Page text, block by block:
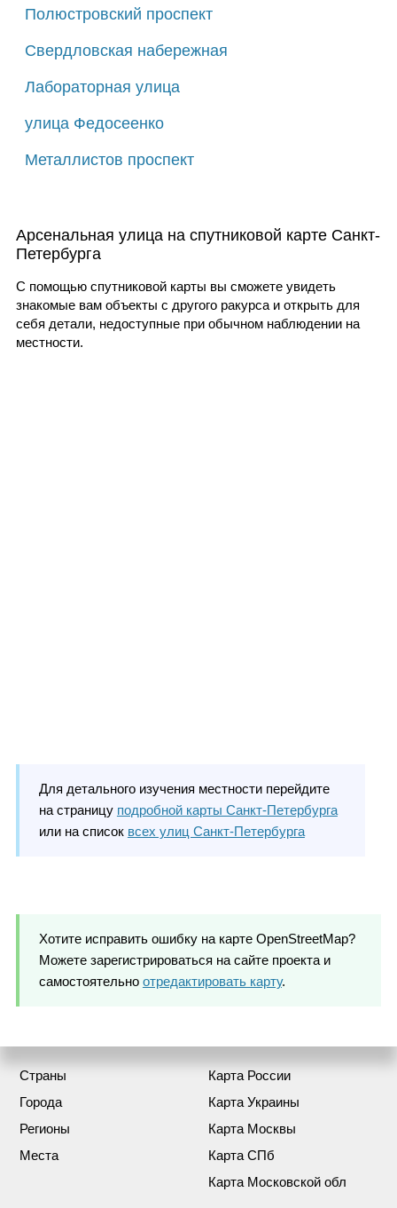
Полюстровский проспект
Свердловская набережная
Лабораторная улица
улица Федосеенко
Металлистов проспект
Арсенальная улица на спутниковой карте Санкт-
Петербурга
С помощью спутниковой карты вы сможете увидеть
знакомые вам объекты с другого ракурса и открыть для
себя детали, недоступные при обычном наблюдении на
местности.
Для детального изучения местности перейдите
на страницу подробной карты Санкт-Петербурга
или на список всех улиц Санкт-Петербурга
Хотите исправить ошибку на карте OpenStreetMap?
Можете зарегистрироваться на сайте проекта и
самостоятельно отредактировать карту.
Страны
Города
Регионы
Места
Карта России
Карта Украины
Карта Москвы
Карта СПб
Карта Московской обл